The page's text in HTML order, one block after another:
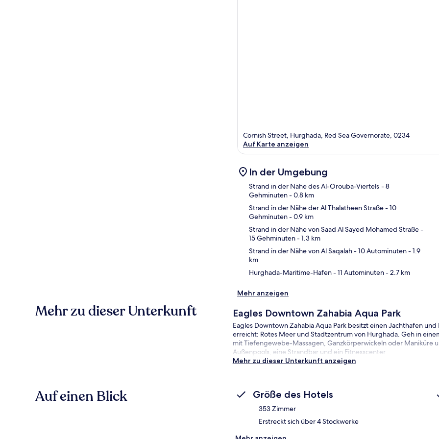
Cornish Street, Hurghada, Red Sea Governorate, 0234
Auf Karte anzeigen
In der Umgebung
Strand in der Nähe des Al-Orouba-Viertels - 8
Gehminuten- 0.8 km
Strand in der Nähe der Al Thalatheen Straße- 10
Gehminuten- 0.9 km
Strand in der Nähe von Saad Al Sayed Mohamed Straße-
15 Gehminuten- 1.3 km
Strand in der Nähe von Al Saqalah- 10 Autominuten- 1.9
km
Hurghada-Maritime-Hafen- 11 Autominuten- 2.7 km
Mehr anzeigen
Mehr zu dieser Unterkunft Eagles Downtown Zahabia Aqua Park
Eagles Downtown Zahabia Aqua Park besitzt einen Jachthafen
erreicht: Rotes Meer und Stadtzentrum von Hurghada. Geh in
mit Tiefengewebe-Massagen, Ganzkörperwickeln oder Maniküre
Außenpools, eine Strandbar und ein Fitnesscenter.
Mehr zu dieser Unterkunft anzeigen
Auf einen Blick Größe des Hotels
353 Zimmer
Erstreckt sich über 4 Stockwerke